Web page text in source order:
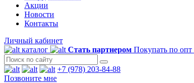
Акции
Новости
Контакты
Личный кабинет
каталог
Стать партнером Покупать по
+7 (978) 203-84-88
Позвоните мне